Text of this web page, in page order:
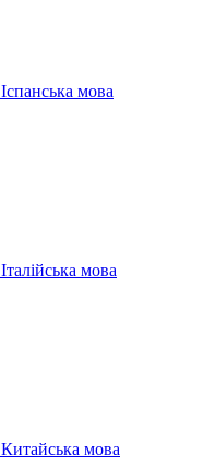
Іспанська мова
Італійська мова
Китайська мова